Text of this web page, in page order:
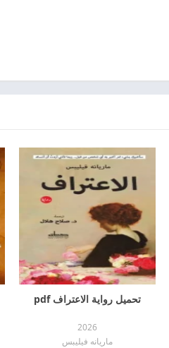
تحميل رواية الاعتراف pdf
2026
ماريانه فيليبس